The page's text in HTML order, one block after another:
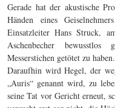
Gerade hat der akustische
Händen eines
Einsatzleiter Hans Struck,
Aschenbecher
Messerstichen getötet zu haben.
Daraufhin wird Hegel, der
„Auris“ genannt wird, zu
seine Tat vor Gericht erneut,